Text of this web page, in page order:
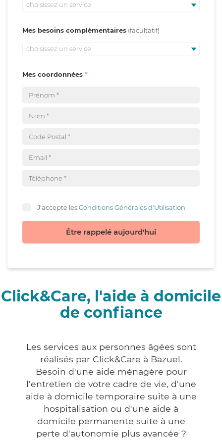
choisissez un service
Mes besoins complémentaires
choisissez un service
Mes coordonnées
J'accepte lesConditions Générales d'Utilisation
Être rappelé aujourd'hui
Click&Care, l'aide à domicile
de confiance
Les services aux personnes âgées sont
réalisés par Click&Care à Bazuel.
Besoin d'une aide ménagère pour
l'entretien de votre cadre de vie, d'une
aide à domicile temporaire suite à une
hospitalisation ou d'une aide à
domicile permanente suite à une
perte d'autonomie plus avancée ?